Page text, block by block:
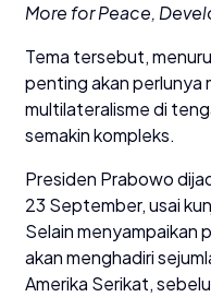
More for Peace,
Tema tersebut,
penting akan perlunya
multilateralisme di
semakin kompleks.
Presiden Prabowo
23 September, usai
Selain menyampaikan
akan menghadiri
Amerika Serikat,